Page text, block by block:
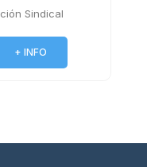
Sindical
+ INFO